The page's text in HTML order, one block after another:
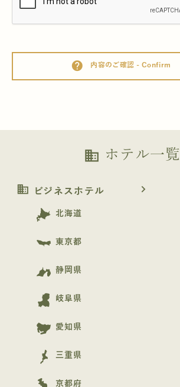
help 内容のご確認 - Confirm
business ホテル一覧
business ビジネスホテル navigate_next
北海道
東京都
静岡県
岐阜県
愛知県
三重県
京都府